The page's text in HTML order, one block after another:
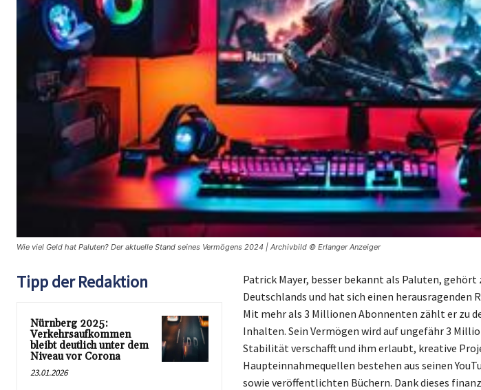
Wie viel Geld hat Paluten? Der aktuelle Stand seines Vermögens 2024 | Archivbild © Erlanger Anzeiger
Tipp der Redaktion
Nürnberg 2025:
Verkehrsaufkommen
bleibt deutlich unter dem
Niveau vor Corona
23.01.2026
Patrick Mayer, besser bekannt als Paluten,
Deutschlands und hat sich einen
Mit mehr als 3 Millionen Abonnenten zählt er zu
Inhalten. Sein Vermögen wird auf ungefähr 3
Stabilität verschafft und ihm erlaubt, kreative
Haupteinnahmequellen bestehen aus seinen
sowie veröffentlichten Büchern. Dank dieses